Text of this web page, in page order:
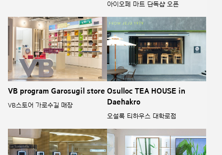
아이오페 마트 단독샵 오픈
VB program Garosugil store
VB스토어 가로수길 매장
Osulloc TEA HOUSE in
Daehakro
오설록 티하우스 대학로점